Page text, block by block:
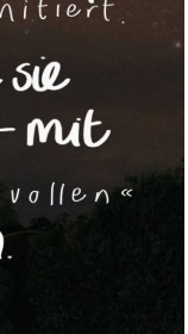
Anzeige
3/4 K...